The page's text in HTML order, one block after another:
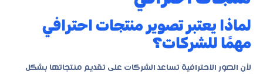
لماذا يعتبر تصوير منتجات احترافي
مهمًا للشركات؟
لأن الصور الاحترافية تساعد الشركات على تقديم منتجاتها بشكل